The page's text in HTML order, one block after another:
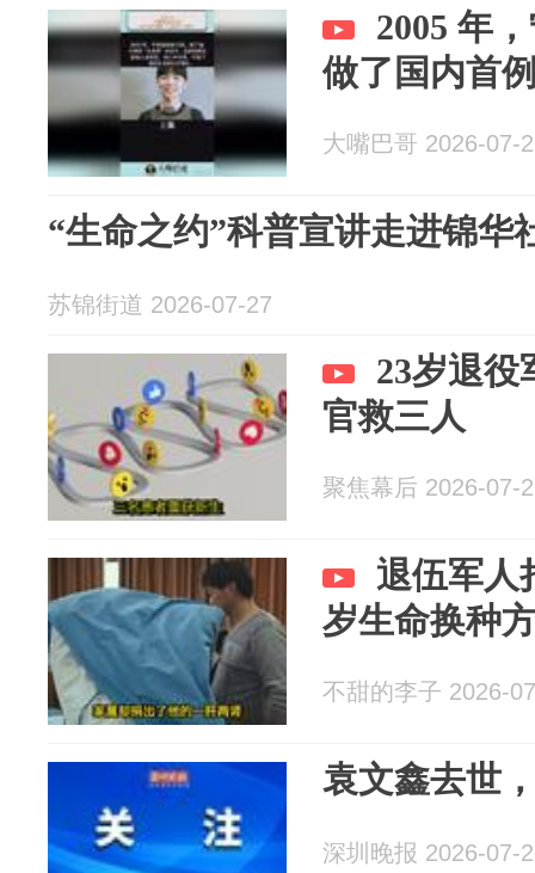
2005 年
做了国内首
大嘴巴哥 2026-07-
“生命之约”科普宣讲走进锦华
苏锦街道 2026-07-27
23岁退役
官救三人
聚焦幕后 2026-07-
退伍军人
岁生命换种
不甜的李子 2026-
袁文鑫去世
深圳晚报 2026-07-